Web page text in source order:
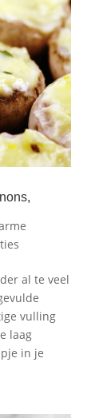
al te veel
vulling
laag
in je